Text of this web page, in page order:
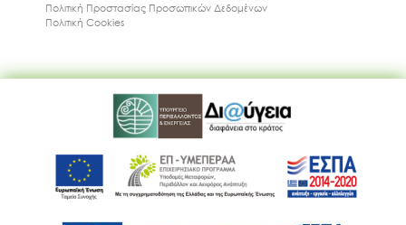
Πολιτική Προστασίας Προσωπικών Δεδομένων
Πολιτική Cookies